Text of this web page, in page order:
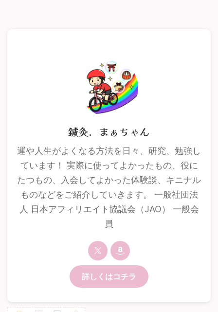
鍼灸．まぁちゃん
運や人生がよくなる方法を日々、研究、勉強し
ています！ 実際に使ってよかったもの、役に
たつもの、入会してよかった体験談、キニナル
ものなどをご紹介していきます。 一般社団法
人 日本アフィリエイト協議会（JAO） 一般会
員
詳しくはコチラ